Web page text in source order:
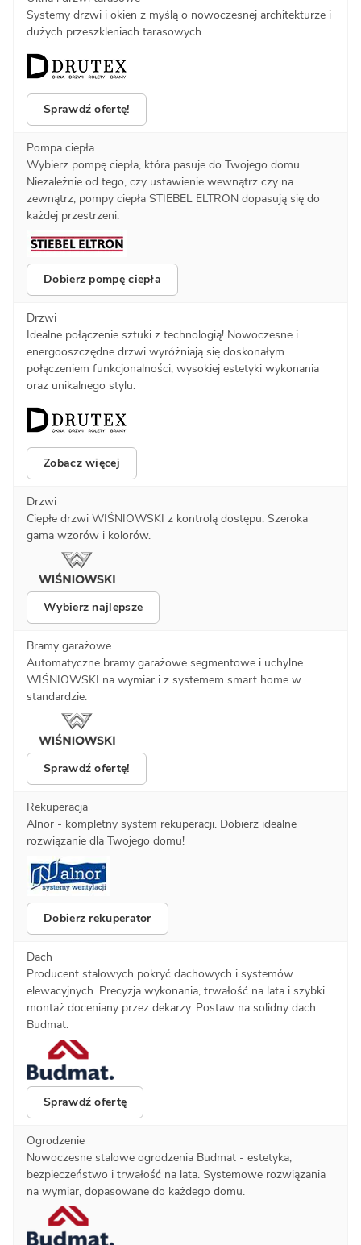
Systemy drzwi i okien z myślą o nowoczesnej architekturze i
dużych przeszkleniach tarasowych.
Sprawdź ofertę!
Pompa ciepła
Wybierz pompę ciepła, która pasuje do Twojego domu.
Niezależnie od tego, czy ustawienie wewnątrz czy na
zewnątrz, pompy ciepła STIEBEL ELTRON dopasują się do
każdej przestrzeni.
Dobierz pompę ciepła
Drzwi
Idealne połączenie sztuki z technologią! Nowoczesne i
energooszczędne drzwi wyróżniają się doskonałym
połączeniem funkcjonalności, wysokiej estetyki wykonania
oraz unikalnego stylu.
Zobacz więcej
Drzwi
Ciepłe drzwi WIŚNIOWSKI z kontrolą dostępu. Szeroka
gama wzorów i kolorów.
Wybierz najlepsze
Bramy garażowe
Automatyczne bramy garażowe segmentowe i uchylne
WIŚNIOWSKI na wymiar i z systemem smart home w
standardzie.
Sprawdź ofertę!
Rekuperacja
Alnor - kompletny system rekuperacji. Dobierz idealne
rozwiązanie dla Twojego domu!
Dobierz rekuperator
Dach
Producent stalowych pokryć dachowych i systemów
elewacyjnych. Precyzja wykonania, trwałość na lata i szybki
montaż doceniany przez dekarzy. Postaw na solidny dach
Budmat.
Sprawdź ofertę
Ogrodzenie
Nowoczesne stalowe ogrodzenia Budmat - estetyka,
bezpieczeństwo i trwałość na lata. Systemowe rozwiązania
na wymiar, dopasowane do każdego domu.